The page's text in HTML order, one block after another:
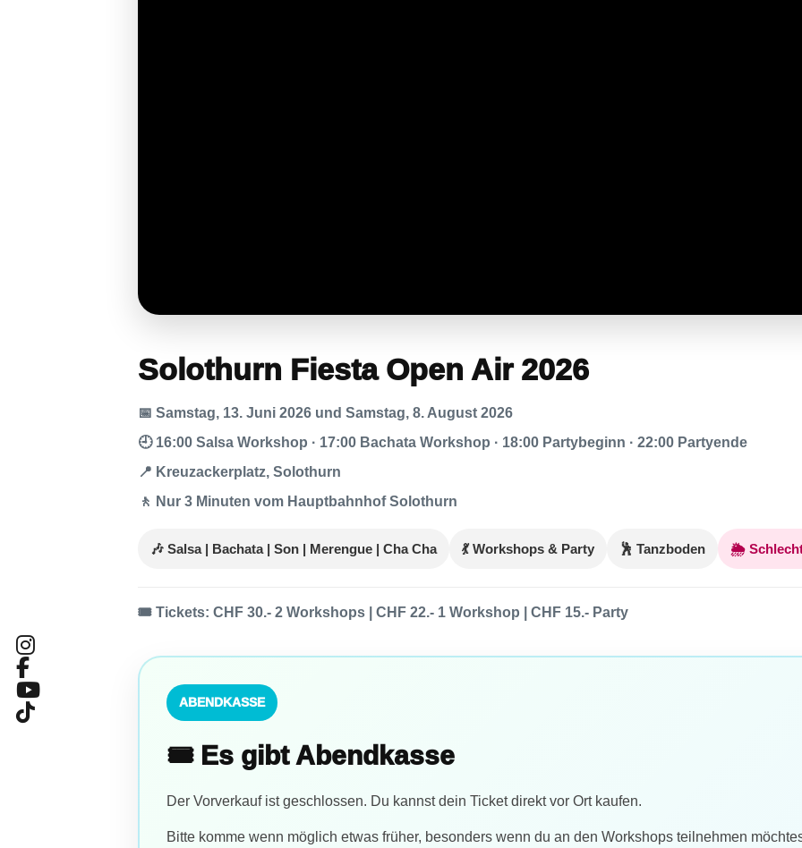
Solothurn Fiesta Open Air 2026
📅 Samstag, 13. Juni 2026 und Samstag, 8. August 2026
🕘 16:00 Salsa Workshop · 17:00 Bachata Workshop · 18:00 Partybeginn · 22:00 Partyende
📍 Kreuzackerplatz, Solothurn
🚶 Nur 3 Minuten vom Hauptbahnhof Solothurn
🎶 Salsa | Bachata | Son | Merengue | Cha Cha 💃 Workshops & Party 🕺 Tanzboden 🌦️
🎟️ Tickets: CHF 30.- 2 Workshops | CHF 22.- 1 Workshop | CHF 15.- Party
ABENDKASSE
🎟️ Es gibt Abendkasse
Der Vorverkauf ist geschlossen. Du kannst dein Ticket direkt vor Ort kaufen.
Bitte komme wenn möglich etwas früher, besonders wenn du an den Workshops teilnehmen